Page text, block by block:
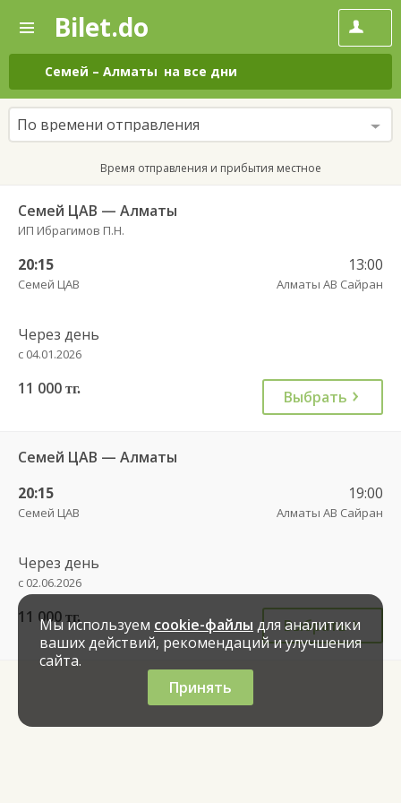
—
Поиск
и
покупка
билетов
на
автобус
онлайн
Bilet.do
Семей – Алматы на все дни
По времени отправления
Время отправления и прибытия местное
Семей ЦАВ — Алматы
ИП Ибрагимов П.Н.
20:15
Семей ЦАВ
13:00
Алматы АВ Сайран
Через день
с 04.01.2026
11 000 тг. Выбрать
Семей ЦАВ — Алматы
20:15
Семей ЦАВ
19:00
Алматы АВ Сайран
Через день
с 02.06.2026
11 000 тг. Выбрать
Мы используем cookie-файлы для аналитики
ваших действий, рекомендаций и улучшения
сайта.
Принять